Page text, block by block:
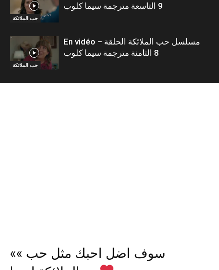
حب الملائكة
9 التاسعة مترجمة سيما كلوب
حب الملائكة
En vidéo – مسلسل حب الملائكة الحلقة
8 الثامنة مترجمة سيما كلوب
«« سوف اضل احبك مثل حب